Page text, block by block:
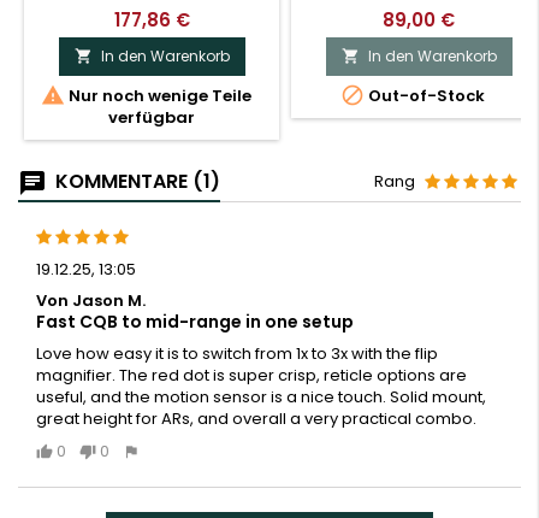
177,86 €
 In den Warenkorb
 Nur noch wenige Teile
verfügbar
89,00 €
 In den Warenkorb
 Out-of-Stock
KOMMENTARE (1) Rang
19.12.25, 13:05
Von Jason M.
Fast CQB to mid-range in one setup
Love how easy it is to switch from 1x to 3x with the flip
magnifier. The red dot is super crisp, reticle options are
useful, and the motion sensor is a nice touch. Solid mount,
great height for ARs, and overall a very practical combo.
0
0